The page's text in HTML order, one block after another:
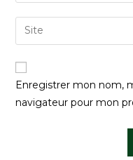
Enregistrer mon nom,
navigateur pour mon